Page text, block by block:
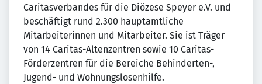
Caritasverbandes für die Diözese Speyer e.V. und
beschäftigt rund 2.300 hauptamtliche
Mitarbeiterinnen und Mitarbeiter. Sie ist Träger
von 14 Caritas-Altenzentren sowie 10 Caritas-
Förderzentren für die Bereiche Behinderten-,
Jugend- und Wohnungslosenhilfe.